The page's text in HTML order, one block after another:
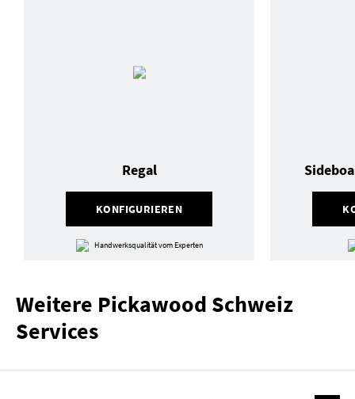
KONFIGURIEREN
Regal
Handwerksqualität vom Experten
Weitere Pickawood Schweiz
Services